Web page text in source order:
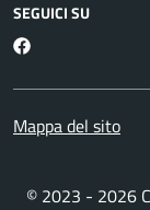
SEGUICI SU
Facebook
Mappa del sito
© 2023 - 2026